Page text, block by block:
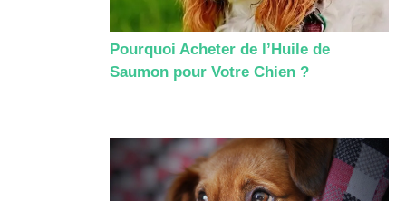
Pourquoi Acheter de l’Huile de
Saumon pour Votre Chien ?